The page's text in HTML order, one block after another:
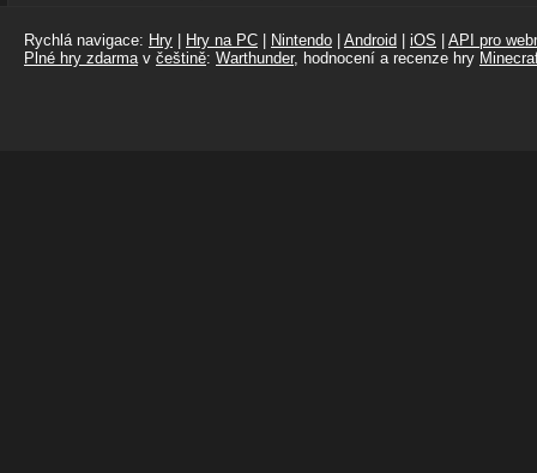
Rychlá navigace: Hry Hry na PC Nintendo Android iOS
API pro
Plné hry zdarmav češtině: Warthunder, hodnocení a recenze hry